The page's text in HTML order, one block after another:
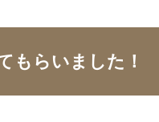
もらいました！